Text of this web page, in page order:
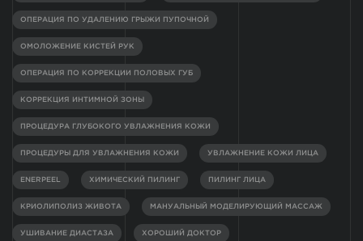
ОПЕРАЦИЯ ПО УДАЛЕНИЮ ГРЫЖИ ПУПОЧНОЙ
ОМОЛОЖЕНИЕ КИСТЕЙ РУК
ОПЕРАЦИЯ ПО КОРРЕКЦИИ ПОЛОВЫХ ГУБ
КОРРЕКЦИЯ ИНТИМНОЙ ЗОНЫ
ПРОЦЕДУРА ГЛУБОКОГО УВЛАЖНЕНИЯ КОЖИ
ПРОЦЕДУРЫ ДЛЯ УВЛАЖНЕНИЯ КОЖИ УВЛАЖНЕНИЕ КОЖИ ЛИЦА
ENERPEEL ХИМИЧЕСКИЙ ПИЛИНГ ПИЛИНГ ЛИЦА
КРИОЛИПОЛИЗ ЖИВОТА МАНУАЛЬНЫЙ МОДЕЛИРУЮЩИЙ МАССАЖ
УШИВАНИЕ ДИАСТАЗА ХОРОШИЙ ДОКТОР